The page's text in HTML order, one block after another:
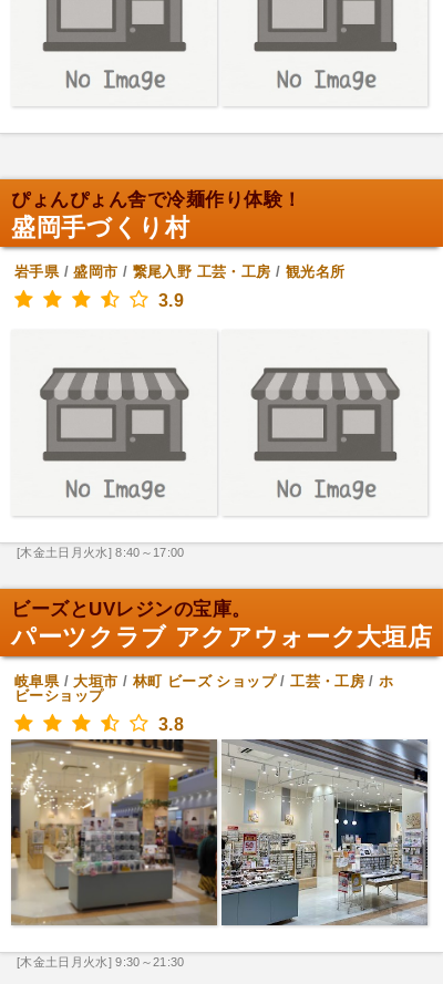
ぴょんぴょん舎で冷麺作り体験！
盛岡手づくり村
岩手県/盛岡市 / 繋尾入野 工芸・工房 / 観光名所
3.9
[木金土日月火水] 8:40～17:00
ビーズとUVレジンの宝庫。
パーツクラブ アクアウォーク大垣店
岐阜県/大垣市 / 林町 ビーズ ショップ/工芸・工房 /ホ
ビーショップ
3.8
[木金土日月火水] 9:30～21:30